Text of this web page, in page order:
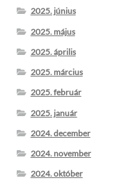
2025. június
2025. május
2025. április
2025. március
2025. február
2025. január
2024. december
2024. november
2024. október